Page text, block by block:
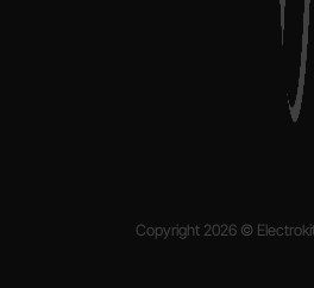
Copyright 2026 ©